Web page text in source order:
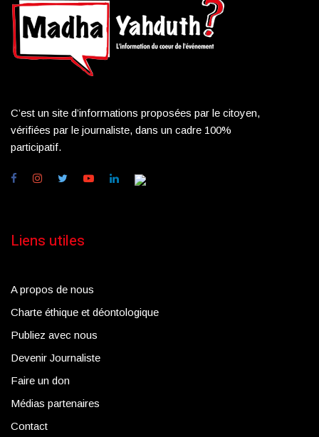
C’est un site d’informations proposées par le citoyen,
vérifiées par le journaliste, dans un cadre 100%
participatif.
Liens utiles
A propos de nous
Charte éthique et déontologique
Publiez avec nous
Devenir Journaliste
Faire un don
Médias partenaires
Contact